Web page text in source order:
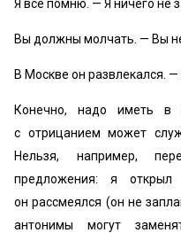
Я все помню. — Я ничего не
Вы должны молчать. — Вы
В Москве он развлекался. —
Конечно, надо иметь в
с отрицанием может
Нельзя, например,
предложения: я
он рассмеялся (он не
антонимы могут